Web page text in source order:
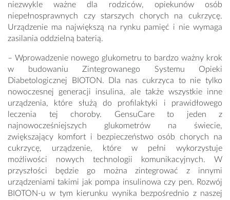
niezwykle ważne dla rodziców, opiekunów osób
niepełnosprawnych czy starszych chorych na cukrzycę.
Urządzenie ma największą na rynku pamięć i nie wymaga
zasilania oddzielną baterią.
– Wprowadzenie nowego glukometru to bardzo ważny krok
w budowaniu Zintegrowanego Systemu Opieki
Diabetologicznej BIOTON. Dla nas cukrzyca to nie tylko
nowoczesnej generacji insulina, ale także wszystkie inne
urządzenia, które służą do profilaktyki i prawidłowego
leczenia tej choroby. GensuCare to jeden z
najnowocześniejszych glukometrów na świecie,
zwiększający komfort i bezpieczeństwo osób chorych na
cukrzycę, urządzenie, które w pełni wykorzystuje
możliwości nowych technologii komunikacyjnych. W
przyszłości będzie go można zintegrować z innymi
urządzeniami takimi jak pompa insulinowa czy pen. Rozwój
BIOTON-u w tym kierunku wynika bezpośrednio z naszej